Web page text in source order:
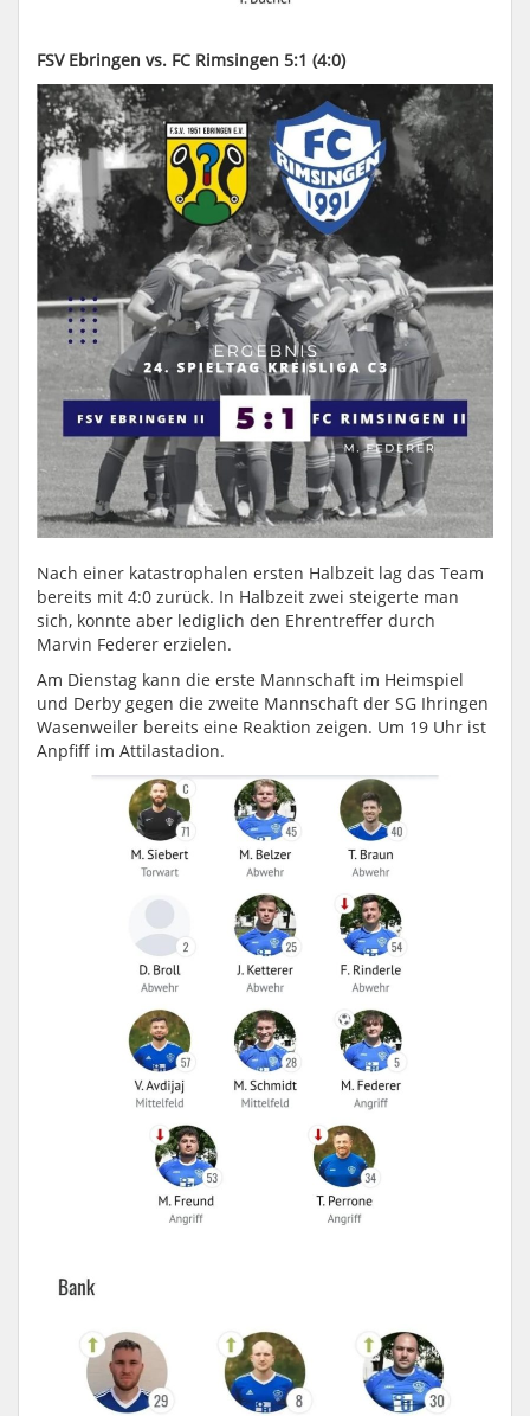
FSV Ebringen vs. FC Rimsingen 5:1 (4:0)
Nach einer katastrophalen ersten Halbzeit lag das Team
bereits mit 4:0 zurück. In Halbzeit zwei steigerte man
sich, konnte aber lediglich den Ehrentreffer durch
Marvin Federer erzielen.
Am Dienstag kann die erste Mannschaft im Heimspiel
und Derby gegen die zweite Mannschaft der SG Ihringen
Wasenweiler bereits eine Reaktion zeigen. Um 19 Uhr ist
Anpfiff im Attilastadion.